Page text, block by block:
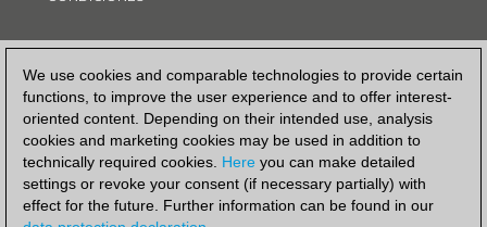
We use cookies and comparable technologies to provide certain
functions, to improve the user experience and to offer interest-
oriented content. Depending on their intended use, analysis
cookies and marketing cookies may be used in addition to
technically required cookies. Here you can make detailed
settings or revoke your consent (if necessary partially) with
effect for the future. Further information can be found in our
FORMA DE PAGO